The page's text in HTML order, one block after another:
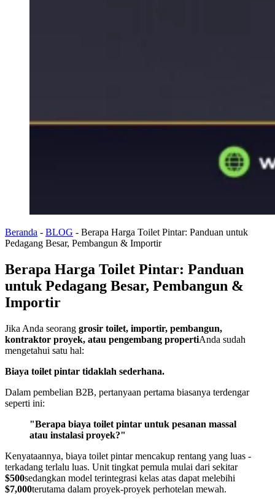
Beranda - BLOG - Berapa Harga Toilet Pintar: Panduan untuk
Pedagang Besar, Pembangun & Importir
Berapa Harga Toilet Pintar: Panduan
untuk Pedagang Besar, Pembangun &
Importir
Jika Anda seorang grosir toilet, importir, pembangun,
kontraktor proyek, atau pengembang propertiAnda sudah
mengetahui satu hal:
Biaya toilet pintar tidaklah sederhana.
Dalam pembelian B2B, pertanyaan pertama biasanya terdengar
seperti ini:
"Berapa biaya toilet pintar untuk pesanan massal
atau instalasi proyek?"
Kenyataannya, biaya toilet pintar mencakup rentang yang luas -
terkadang terlalu luas. Unit tingkat pemula mulai dari sekitar
$500sedangkan model terintegrasi kelas atas dapat melebihi
$7,000terutama dalam proyek-proyek perhotelan mewah.